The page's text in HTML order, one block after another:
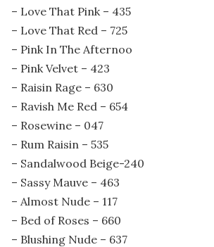
– Love That Pink – 435
– Love That Red – 725
– Pink In The Afternoo
– Pink Velvet – 423
– Raisin Rage – 630
– Ravish Me Red – 654
– Rosewine – 047
– Rum Raisin – 535
– Sandalwood Beige-240
– Sassy Mauve – 463
– Almost Nude – 117
– Bed of Roses – 660
– Blushing Nude – 637